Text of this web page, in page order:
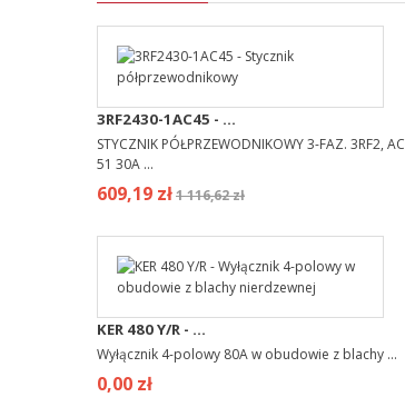
3RF2430-1AC45 - ...
STYCZNIK PÓŁPRZEWODNIKOWY 3-FAZ. 3RF2, AC
51 30A ...
609,19 zł1 116,62 zł
KER 480 Y/R - ...
Wyłącznik 4-polowy 80A w obudowie z blachy ...
0,00 zł